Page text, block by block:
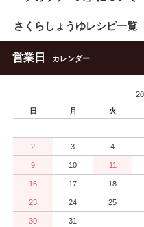
さくらしょうゆレシピ一覧
営業日 カレンダー
日
月 火
2 3 4
9 10 11
16 17 18
23 24 25
30 31